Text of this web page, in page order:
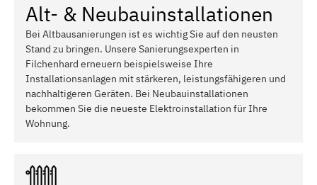
Alt- & Neubauinstallationen
Bei Altbausanierungen ist es wichtig Sie auf den neusten
Stand zu bringen. Unsere Sanierungsexperten in
Filchenhard erneuern beispielsweise Ihre
Installationsanlagen mit stärkeren, leistungsfähigeren und
nachhaltigeren Geräten. Bei Neubauinstallationen
bekommen Sie die neueste Elektroinstallation für Ihre
Wohnung.